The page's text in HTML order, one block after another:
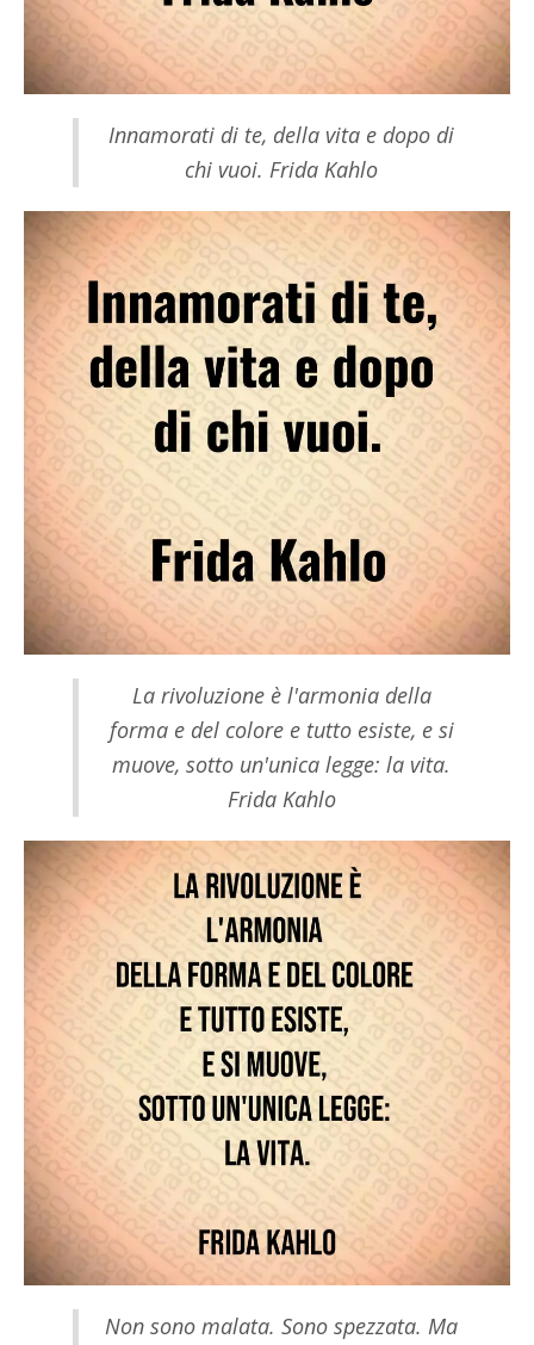
Innamorati di te, della vita e dopo di
chi vuoi. Frida Kahlo
La rivoluzione è l'armonia della
forma e del colore e tutto esiste, e si
muove, sotto un'unica legge: la vita.
Frida Kahlo
Non sono malata. Sono spezzata. Ma